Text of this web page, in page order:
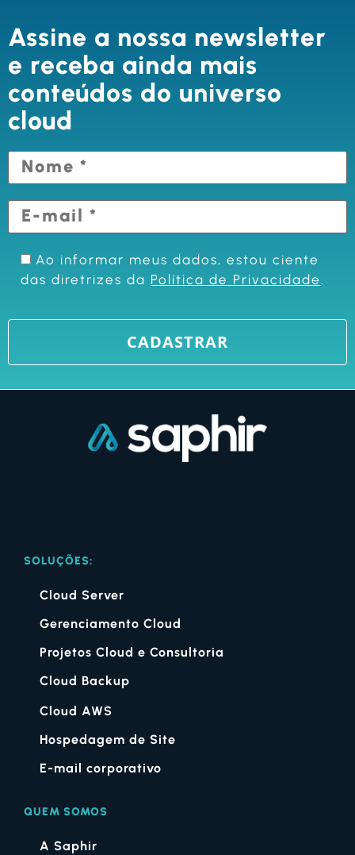
Assine a nossa newsletter
e receba ainda mais
conteúdos do universo
cloud
Ao informar meus dados, estou ciente
das diretrizes da Política de Privacidade
SOLUÇÕES:
Cloud Server
Gerenciamento Cloud
Projetos Cloud e Consultoria
Cloud Backup
Cloud AWS
Hospedagem de Site
E-mail corporativo
QUEM SOMOS
A Saphir